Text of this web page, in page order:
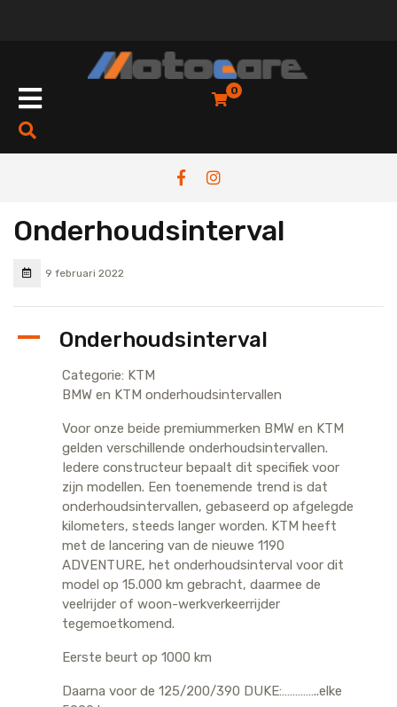
Open
0
Onderhoudsinterval
9 februari 2022
A Onderhoudsinterval
Categorie: KTM
BMW en KTM onderhoudsintervallen
Voor onze beide premiummerken BMW en KTM
gelden verschillende onderhoudsintervallen.
Iedere constructeur bepaalt dit specifiek voor
zijn modellen. Een toenemende trend is dat
onderhoudsintervallen, gebaseerd op afgelegde
kilometers, steeds langer worden. KTM heeft
met de lancering van de nieuwe 1190
ADVENTURE, het onderhoudsinterval voor dit
model op 15.000 km gebracht, daarmee de
veelrijder of woon-werkverkeerrijder
tegemoetkomend.
Eerste beurt op 1000 km
Daarna voor de 125/200/390 DUKE:…………..elke